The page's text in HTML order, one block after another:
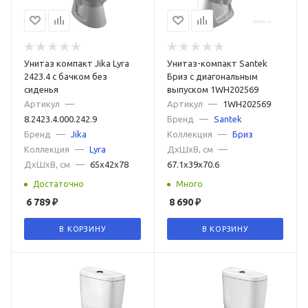
Унитаз компакт Jika Lyra
2423.4 с бачком без
сиденья
Артикул
—
8.2423.4.000.242.9
Бренд
—
Jika
Коллекция
— Lyra
ДxШxВ, см
— 65x42x78
Достаточно
6 789₽
В КОРЗИНУ
Унитаз-компакт Santek
Бриз с диагональным
выпуском 1WH202569
Артикул
—
1WH202569
Бренд
—
Santek
Коллекция
—
Бриз
ДxШxВ, см
—
67.1x39x70.6
Много
8 690₽
В КОРЗИНУ